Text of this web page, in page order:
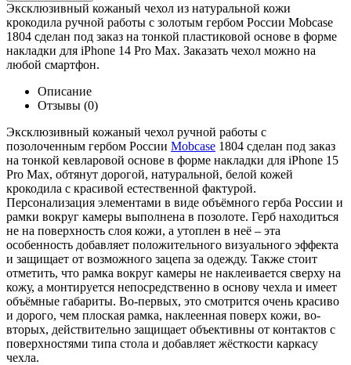
Эксклюзивный кожаный чехол из натуральной кожи
крокодила ручной работы с золотым гербом России Mobcase
1804 сделан под заказ на тонкой пластиковой основе в форме
накладки для iPhone 14 Pro Max. Заказать чехол можно на
любой смартфон.
Описание
Отзывы (0)
Эксклюзивный кожаный чехол ручной работы с
позолоченным гербом России Mobcase 1804 сделан под заказ
на тонкой кевларовой основе в форме накладки для iPhone 15
Pro Max, обтянут дорогой, натуральной, белой кожей
крокодила с красивой естественной фактурой.
Персонализация элементами в виде объёмного герба России и
рамки вокруг камеры выполнена в позолоте. Герб находиться
не на поверхность слоя кожи, а утоплен в неё – эта
особенность добавляет положительного визуального эффекта
и защищает от возможного зацепа за одежду. Также стоит
отметить, что рамка вокруг камеры не наклеивается сверху на
кожу, а монтируется непосредственно в основу чехла и имеет
объёмные габариты. Во-первых, это смотрится очень красиво
и дорого, чем плоская рамка, наклеенная поверх кожи, во-
вторых, действительно защищает объективны от контактов с
поверхностями типа стола и добавляет жёсткости каркасу
чехла.